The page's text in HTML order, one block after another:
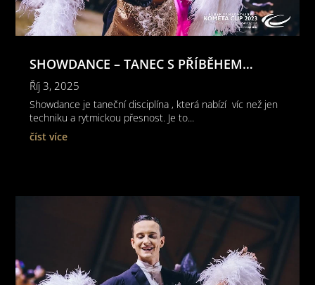
SHOWDANCE – TANEC S PŘÍBĚHEM…
Říj 3, 2025
Showdance je taneční disciplína , která nabízí víc než jen
techniku a rytmickou přesnost. Je to...
číst více